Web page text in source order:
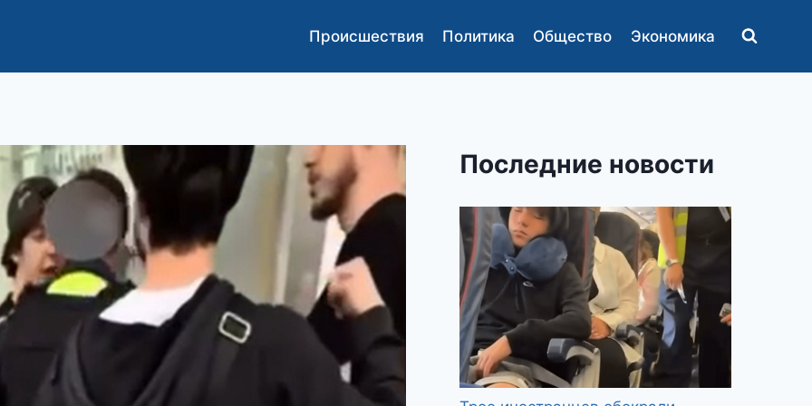
Происшествия Политика Общество Экономика
Последние новости